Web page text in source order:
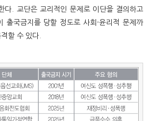
다. 교단은 교리적인 문제로 이단을 결의하고
출국금지를 당할 정도로 사회·윤리적 문제까
할 수 있다.